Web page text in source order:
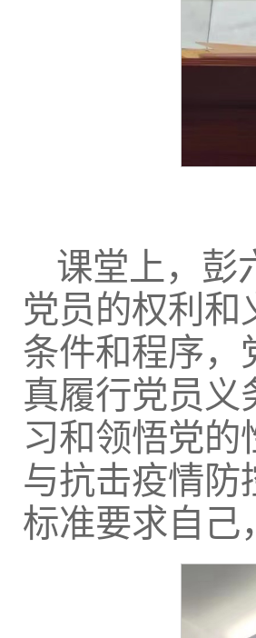
课堂上，彭
党员的权利和
条件和程序，
真履行党员义
习和领悟党
与抗击疫情防
标准要求自己